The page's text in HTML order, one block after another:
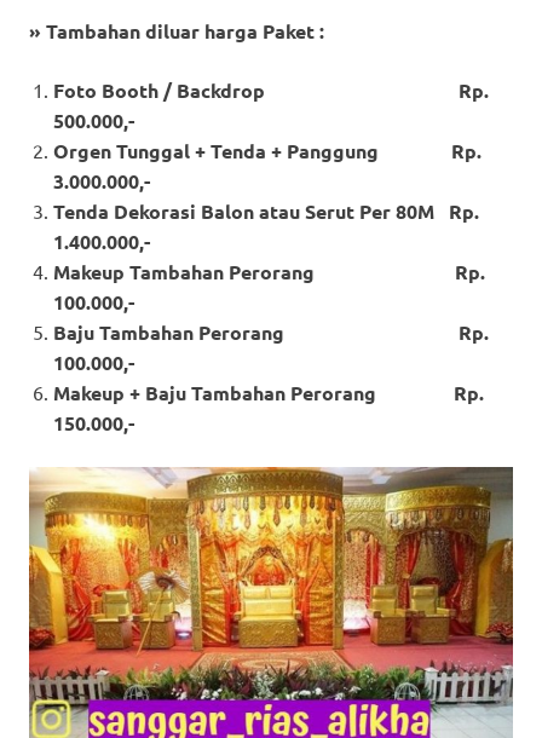
» Tambahan diluar harga Paket :
Foto Booth / Backdrop Rp.
500.000,-
Orgen Tunggal + Tenda + Panggung Rp.
3.000.000,-
Tenda Dekorasi Balon atau Serut Per 80M Rp.
1.400.000,-
Makeup Tambahan Perorang Rp.
100.000,-
Baju Tambahan Perorang Rp.
100.000,-
Makeup + Baju Tambahan Perorang Rp.
150.000,-